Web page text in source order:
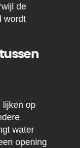
de
wordt
lijken op
water
opening